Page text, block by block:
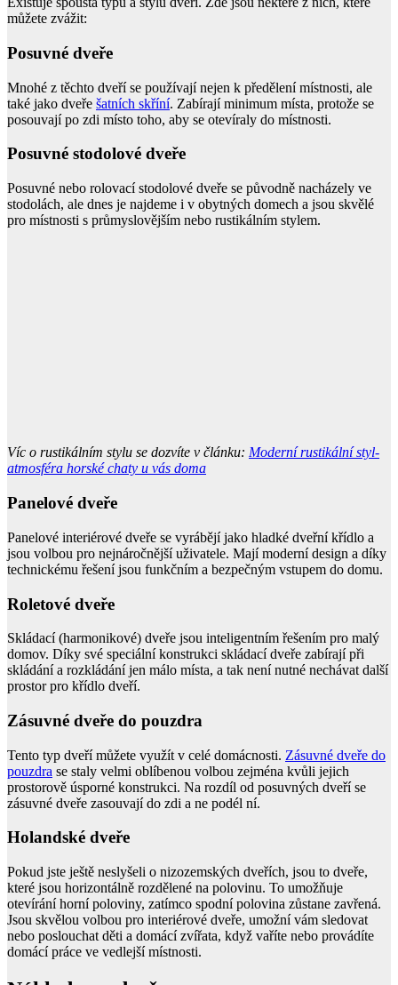
můžete zvážit:
Posuvné dveře
Mnohé z těchto dveří se používají nejen k předělení místnosti, ale
také jako dveře šatních skříní. Zabírají minimum místa, protože se
posouvají po zdi místo toho, aby se otevíraly do místnosti.
Posuvné stodolové dveře
Posuvné nebo rolovací stodolové dveře se původně nacházely ve
stodolách, ale dnes je najdeme i v obytných domech a jsou skvělé
pro místnosti s průmyslovějším nebo rustikálním stylem.
Víc o rustikálním stylu se dozvíte v článku: Moderní rustikální styl-
atmosféra horské chaty u vás doma
Panelové dveře
Panelové interiérové dveře se vyrábějí jako hladké dveřní křídlo a
jsou volbou pro nejnáročnější uživatele. Mají moderní design a díky
technickému řešení jsou funkčním a bezpečným vstupem do domu.
Roletové dveře
Skládací (harmonikové) dveře jsou inteligentním řešením pro malý
domov. Díky své speciální konstrukci skládací dveře zabírají při
skládání a rozkládání jen málo místa, a tak není nutné nechávat další
prostor pro křídlo dveří.
Zásuvné dveře do pouzdra
Tento typ dveří můžete využít v celé domácnosti. Zásuvné dveře do
pouzdra se staly velmi oblíbenou volbou zejména kvůli jejich
prostorově úsporné konstrukci. Na rozdíl od posuvných dveří se
zásuvné dveře zasouvají do zdi a ne podél ní.
Holandské dveře
Pokud jste ještě neslyšeli o nizozemských dveřích, jsou to dveře,
které jsou horizontálně rozdělené na polovinu. To umožňuje
otevírání horní poloviny, zatímco spodní polovina zůstane zavřená.
Jsou skvělou volbou pro interiérové dveře, umožní vám sledovat
nebo poslouchat děti a domácí zvířata, když vaříte nebo provádíte
domácí práce ve vedlejší místnosti.